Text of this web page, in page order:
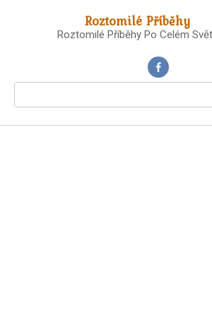
Roztomilé Příběhy
Roztomilé Příběhy Po Celém